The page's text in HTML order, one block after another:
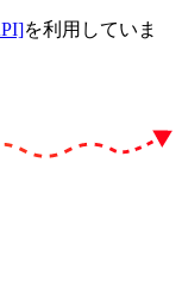
を利用していま